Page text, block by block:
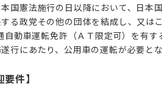
国憲法施行の日以降において、日本
る政党その他の団体を結成し、又は
自動車運転免許（ＡＴ限定可）を有
行にあたり、公用車の運転が必要とな
要件】